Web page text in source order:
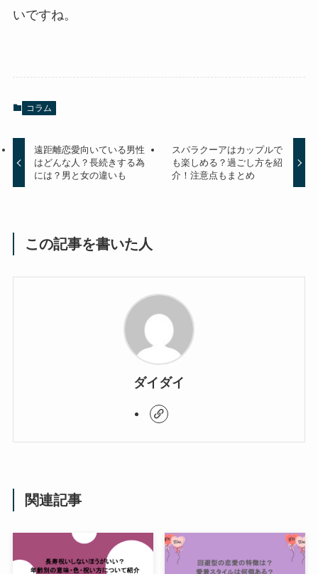
いですね。
コラム
遠距離恋愛向いている男性
はどんな人？長続きする為
には？男と女の違いも
スパラクーアはカップルで
も楽しめる？過ごし方を紹
介！注意点もまとめ
この記事を書いた人
ダイダイ
関連記事